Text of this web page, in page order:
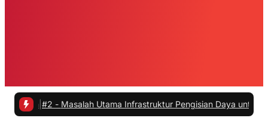
#2 - Masalah Utama Infrastruktur Pengisian Daya untuk Mobil